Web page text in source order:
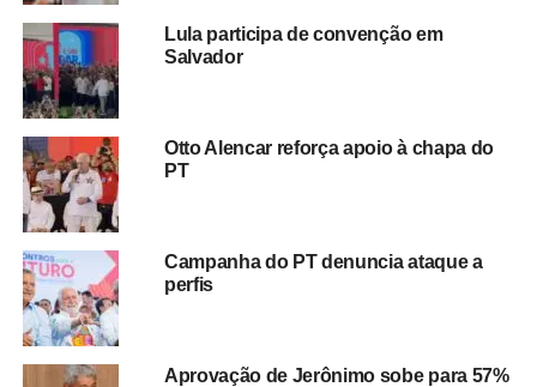
alianças e estratégias de comunicação têm papel
decisivo.O objetivo central é garantir unidade entre os
aliados e ampliar o alcance das ações do governo
junto à população
seus resultados.
Com a base mobilizada e o planejamento em andamento,
políticas sejam realizadas nas próximas semanas,
consolidando o projeto de reeleição e ampliando o
diálogo com diferentes setores da sociedade baiana.
Lula participa de convenção em
Salvador
Otto Alencar reforça apoio à chapa do
PT
Campanha do PT denuncia ataque a
perfis
Aprovação de Jerônimo sobe para 57%